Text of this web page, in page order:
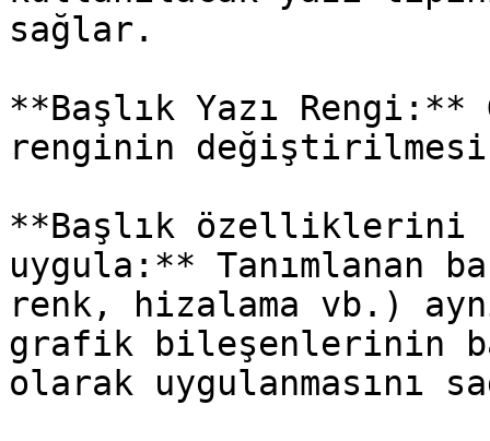
sağlar.
**Başlık Yazı Rengi:**
renginin
**Başlık özelliklerini
uygula:** Tanımlanan
renk, hizalama vb.)
grafik bileşenlerinin
olarak uygulanmasını